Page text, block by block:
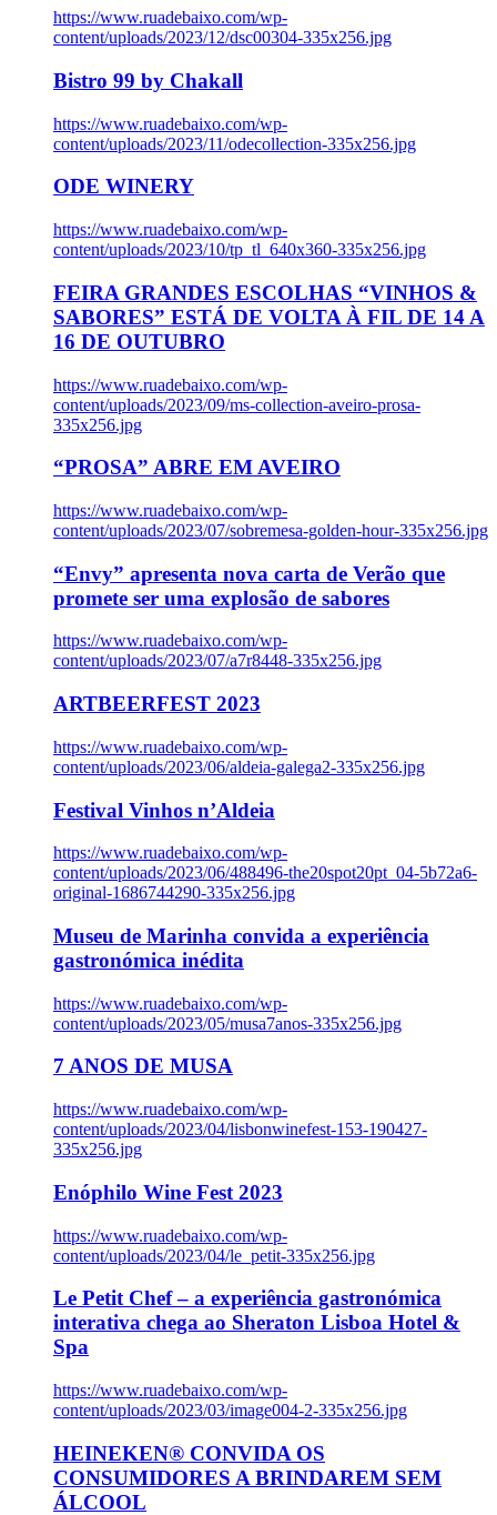
https://www.ruadebaixo.com/wp-
content/uploads/2023/12/dsc00304-335x256.jpg
Bistro 99 by Chakall
https://www.ruadebaixo.com/wp-
content/uploads/2023/11/odecollection-335x256.jpg
ODE WINERY
https://www.ruadebaixo.com/wp-
content/uploads/2023/10/tp_tl_640x360-335x256.jpg
FEIRA GRANDES ESCOLHAS “VINHOS &
SABORES” ESTÁ DE VOLTA À FIL DE 14 A
16 DE OUTUBRO
https://www.ruadebaixo.com/wp-
content/uploads/2023/09/ms-collection-aveiro-prosa-
335x256.jpg
“PROSA” ABRE EM AVEIRO
https://www.ruadebaixo.com/wp-
content/uploads/2023/07/sobremesa-golden-hour-335x256.jpg
“Envy” apresenta nova carta de Verão que
promete ser uma explosão de sabores
https://www.ruadebaixo.com/wp-
content/uploads/2023/07/a7r8448-335x256.jpg
ARTBEERFEST 2023
https://www.ruadebaixo.com/wp-
content/uploads/2023/06/aldeia-galega2-335x256.jpg
Festival Vinhos n’Aldeia
https://www.ruadebaixo.com/wp-
content/uploads/2023/06/488496-the20spot20pt_04-5b72a6-
original-1686744290-335x256.jpg
Museu de Marinha convida a experiência
gastronómica inédita
https://www.ruadebaixo.com/wp-
content/uploads/2023/05/musa7anos-335x256.jpg
7 ANOS DE MUSA
https://www.ruadebaixo.com/wp-
content/uploads/2023/04/lisbonwinefest-153-190427-
335x256.jpg
Enóphilo Wine Fest 2023
https://www.ruadebaixo.com/wp-
content/uploads/2023/04/le_petit-335x256.jpg
Le Petit Chef – a experiência gastronómica
interativa chega ao Sheraton Lisboa Hotel &
Spa
https://www.ruadebaixo.com/wp-
content/uploads/2023/03/image004-2-335x256.jpg
HEINEKEN® CONVIDA OS
CONSUMIDORES A BRINDAREM SEM
ÁLCOOL